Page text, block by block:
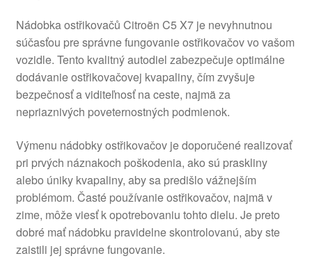
Nádobka ostřikovačů Citroën C5 X7 je nevyhnutnou
súčasťou pre správne fungovanie ostřikovačov vo vašom
vozidle. Tento kvalitný autodiel zabezpečuje optimálne
dodávanie ostřikovačovej kvapaliny, čím zvyšuje
bezpečnosť a viditeľnosť na ceste, najmä za
nepriaznivých poveternostných podmienok.
Výmenu nádobky ostřikovačov je doporučené realizovať
pri prvých náznakoch poškodenia, ako sú praskliny
alebo úniky kvapaliny, aby sa predišlo vážnejším
problémom. Časté používanie ostřikovačov, najmä v
zime, môže viesť k opotrebovaniu tohto dielu. Je preto
dobré mať nádobku pravidelne skontrolovanú, aby ste
zaistili jej správne fungovanie.